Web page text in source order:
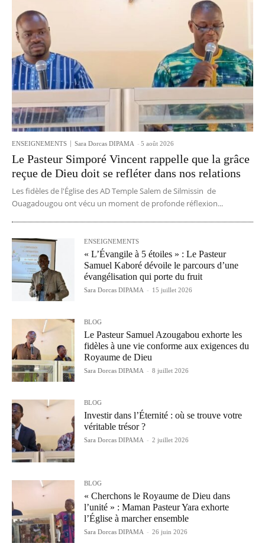
ENSEIGNEMENTS Sara Dorcas DIPAMA - 5 août 2026
Le Pasteur Simporé Vincent rappelle que la grâce
reçue de Dieu doit se refléter dans nos relations
Les fidèles de l'Église des AD Temple Salem de Silmissin de
Ouagadougou ont vécu un moment de profonde réflexion...
ENSEIGNEMENTS
« L’Évangile à 5 étoiles » : Le Pasteur
Samuel Kaboré dévoile le parcours d’une
évangélisation qui porte du fruit
Sara Dorcas DIPAMA - 15 juillet 2026
BLOG
Le Pasteur Samuel Azougabou exhorte les
fidèles à une vie conforme aux exigences du
Royaume de Dieu
Sara Dorcas DIPAMA - 8 juillet 2026
BLOG
Investir dans l’Éternité : où se trouve votre
véritable trésor ?
Sara Dorcas DIPAMA - 2 juillet 2026
BLOG
« Cherchons le Royaume de Dieu dans
l’unité » : Maman Pasteur Yara exhorte
l’Église à marcher ensemble
Sara Dorcas DIPAMA - 26 juin 2026